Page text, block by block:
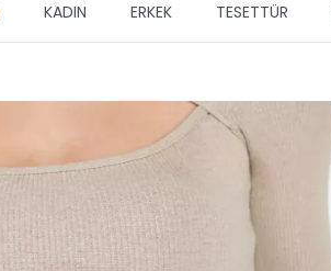
KADIN ERKEK TESETTÜR